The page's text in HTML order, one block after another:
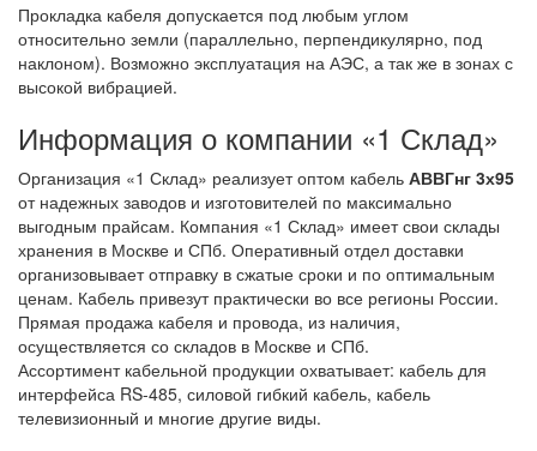
Прокладка кабеля допускается под любым углом
относительно земли (параллельно, перпендикулярно, под
наклоном). Возможно эксплуатация на АЭС, а так же в зонах с
высокой вибрацией.
Информация о компании «1 Склад»
Организация «1 Склад» реализует оптом кабель АВВГнг 3х95
от надежных заводов и изготовителей по максимально
выгодным прайсам. Компания «1 Склад» имеет свои склады
хранения в Москве и СПб. Оперативный отдел доставки
организовывает отправку в сжатые сроки и по оптимальным
ценам. Кабель привезут практически во все регионы России.
Прямая продажа кабеля и провода, из наличия,
осуществляется со складов в Москве и СПб.
Ассортимент кабельной продукции охватывает: кабель для
интерфейса RS-485, силовой гибкий кабель, кабель
телевизионный и многие другие виды.